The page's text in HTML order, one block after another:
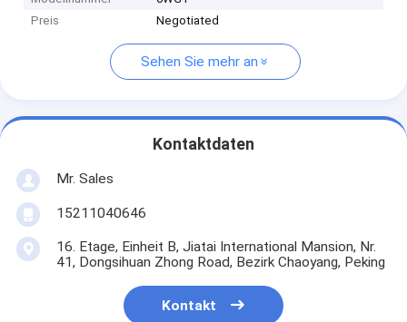
Preis
Negotiated
Sehen Sie mehr an
Kontaktdaten
Mr. Sales
15211040646
16. Etage, Einheit B, Jiatai International Mansion, Nr.
41, Dongsihuan Zhong Road, Bezirk Chaoyang, Peking
Kontakt